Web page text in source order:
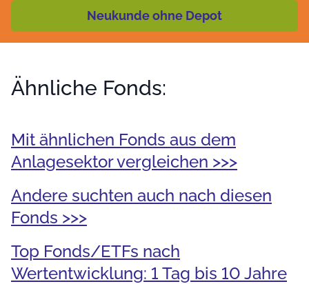
Neukunde ohne Depot
Ähnliche Fonds:
Mit ähnlichen Fonds aus dem
Anlagesektor vergleichen >>>
Andere suchten auch nach diesen
Fonds >>>
Top Fonds/ETFs nach
Wertentwicklung: 1 Tag bis 10 Jahre